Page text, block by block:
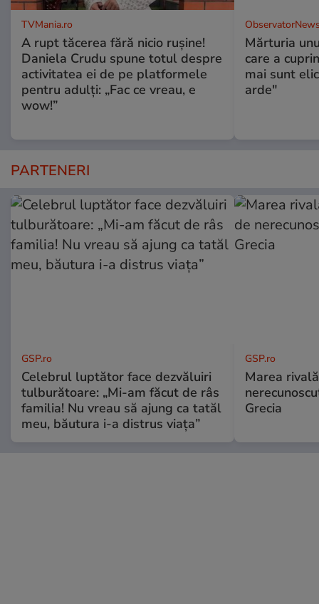
TVMania.ro
A rupt tăcerea fără nicio rușine!
Daniela Crudu spune totul despre
activitatea ei de pe platformele
pentru adulți: „Fac ce vreau, e
wow!”
Mărturia
care a
mai sunt
arde"
PARTENERI
GSP.ro
Celebrul luptător face dezvăluiri
tulburătoare: „Mi-am făcut de râs
familia! Nu vreau să ajung ca tatăl
meu, băutura i-a distrus viața”
GSP.ro
Marea
Grecia